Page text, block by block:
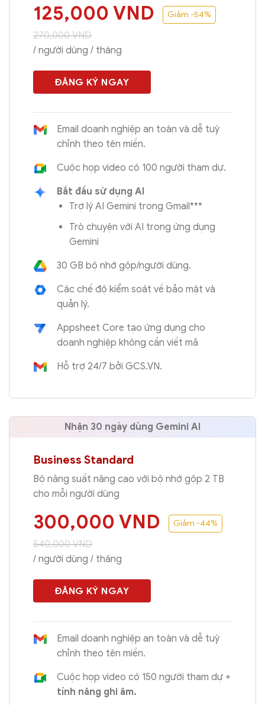
125,000 VND Giảm -54%
270,000VND
/ người dùng / tháng
ĐĂNG KÝ NGAY
Email doanh nghiệp an toàn và dễ tuỳ
chỉnh theo tên miền.
Cuộc họp video có 100 người tham dự.
Bắt đầu sử dụng AI
Trợ lý AI Gemini trong Gmail***
Trò chuyện với AI trong ứng dụng
Gemini
30 GB bộ nhớ gộp/người dùng.
Các chế độ kiểm soát về bảo mật và
quản lý.
Appsheet Core tạo ứng dụng cho
doanh nghiệp không cần viết mã
Hỗ trợ 24/7 bởi GCS.VN.
Nhận 30 ngày dùng Gemini AI
Business Standard
Bộ năng suất nâng cao với bộ nhớ gộp 2 TB
cho mỗi người dùng
300,000 VND Giảm -44%
540,000VND
/ người dùng / tháng
ĐĂNG KÝ NGAY
Email doanh nghiệp an toàn và dễ tuỳ
chỉnh theo tên miền.
Cuộc họp video có 150 người tham dự +
tính năng ghi âm.